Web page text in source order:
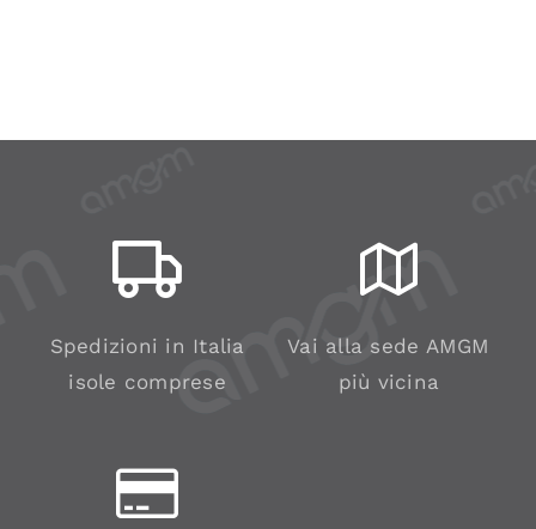
Spedizioni in Italia
isole comprese
Vai alla sede AMGM
più vicina